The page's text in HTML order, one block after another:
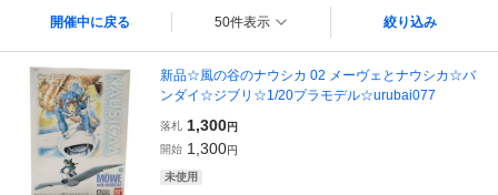
開催中に戻る 50件表示 絞り込み
新品☆風の谷のナウシカ 02 メーヴェとナウシカ☆バ
ンダイ☆ジブリ☆1/20プラモデル☆urubai077
落札 1,300円
開始 1,300円
未使用